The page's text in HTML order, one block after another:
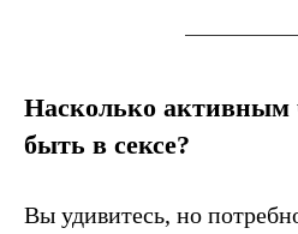
Насколько активным
быть в сексе?
Вы удивитесь, но